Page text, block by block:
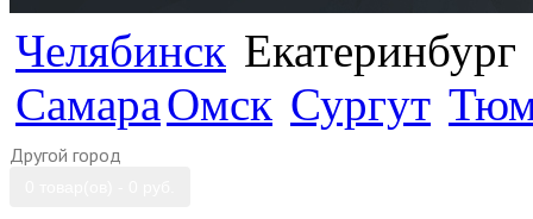
Челябинск Екатеринбург
СамараОмск Сургут
Другой город